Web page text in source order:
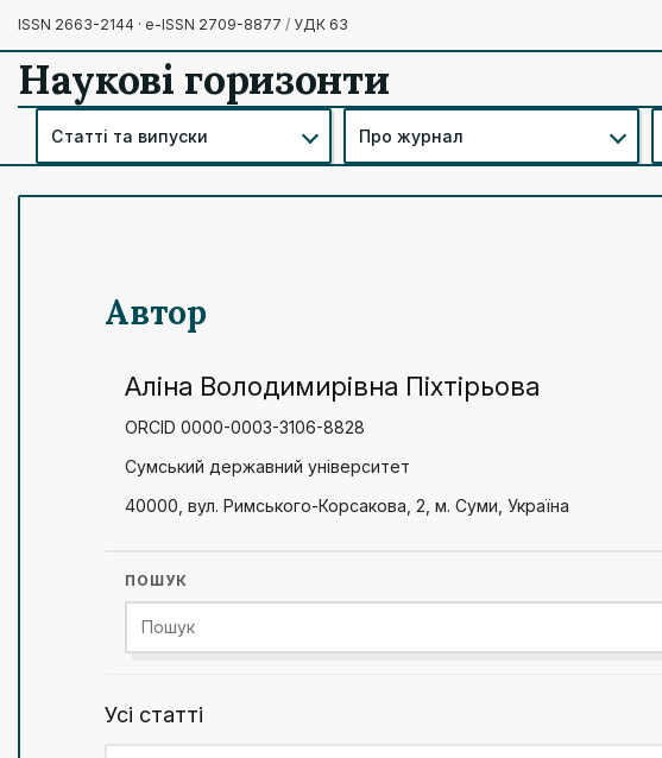
ISSN 2663-2144 · e-ISSN 2709-8877 / УДК 63
Наукові горизонти
Статті та випуски Про журнал
Автор
Аліна Володимирівна Піхтірьова
ORCID 0000-0003-3106-8828
Сумський державний університет
40000, вул. Римського-Корсакова, 2, м. Суми, Україна
ПОШУК
Усі статті